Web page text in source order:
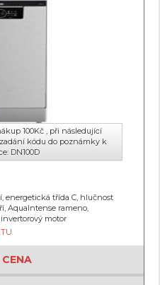
100Kč , při následující
kódu do poznámky k
DN100D
energetická třída C, hlučnost
AquaIntense rameno,
motor
CENA